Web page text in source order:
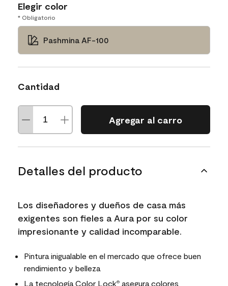
Elegir color
* Obligatorio
Pashmina AF-100
Cantidad
Agregar al carro
Detalles del producto
Los diseñadores y dueños de casa más
exigentes son fieles a Aura por su color
impresionante y calidad incomparable.
Pintura inigualable en el mercado que ofrece buen
rendimiento y belleza
La tecnología Color Lock® asegura colores